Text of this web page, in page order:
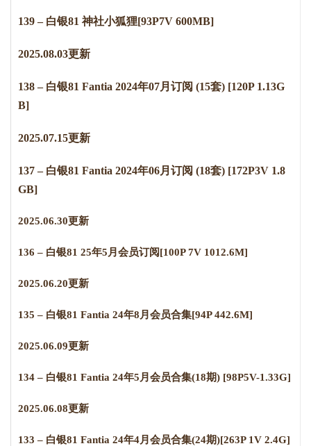
139 – 白银81 神社小狐狸[93P7V 600MB]
2025.08.03更新
138 – 白银81 Fantia 2024年07月订阅 (15套) [120P 1.13G
B]
2025.07.15更新
137 – 白银81 Fantia 2024年06月订阅 (18套) [172P3V 1.8
GB]
2025.06.30更新
136 – 白银81 25年5月会员订阅[100P 7V 1012.6M]
2025.06.20更新
135 – 白银81 Fantia 24年8月会员合集[94P 442.6M]
2025.06.09更新
134 – 白银81 Fantia 24年5月会员合集(18期) [98P5V-1.33G]
2025.06.08更新
133 – 白银81 Fantia 24年4月会员合集(24期)[263P 1V 2.4G]